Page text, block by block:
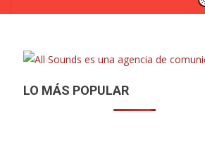
LO MÁS POPULAR